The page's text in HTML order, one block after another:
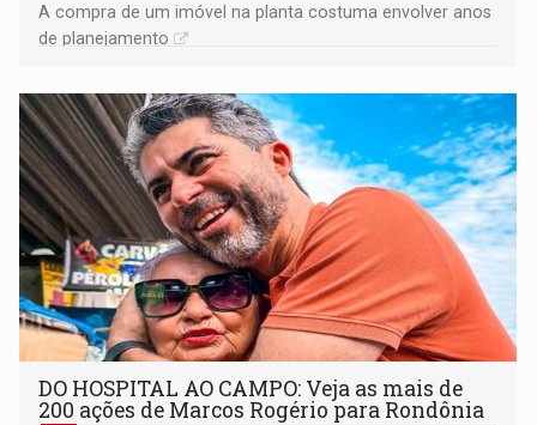
A compra de um imóvel na planta costuma envolver anos
de planejamento
DO HOSPITAL AO CAMPO: Veja as mais de
200 ações de Marcos Rogério para Rondônia